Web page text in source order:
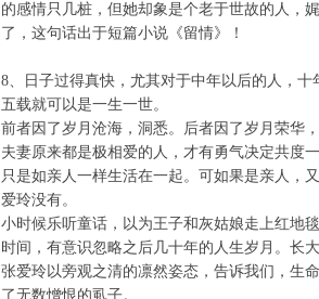
的感情只几桩，但她却象是个老于世故的人，
了，这句话出于短篇小说《留情》！
8、日子过得真快，尤其对于中年以后的人，
五载就可以是一生一世。
前者因了岁月沧海，洞悉。后者因了岁月荣华，
夫妻原来都是极相爱的人，才有勇气决定共度
只是如亲人一样生活在一起。可如果是亲人，
爱玲没有。
小时候乐听童话，以为王子和灰姑娘走上红地
时间，有意识忽略之后几十年的人生岁月。长
张爱玲以旁观之清的凛然姿态，告诉我们，生
了无数憎恨的虱子。